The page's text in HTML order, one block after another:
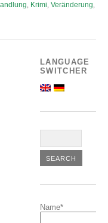
, Krimi, Veränderung,
LANGUAGE
SWITCHER
Name*